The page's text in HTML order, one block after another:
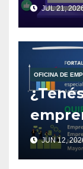
JUL 21,
OFICINA DE
Esta
JUN 12,